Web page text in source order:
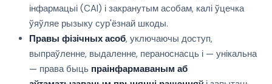
інфармацыі (CAI) і закранутым асобам, калі ўцечка
ўяўляе рызыку сур'ёзнай шкоды.
Правы фізічных асоб, уключаючы доступ,
выпраўленне, выдаленне, пераноснасць і — унікальна
— права быць праінфармаваным аб